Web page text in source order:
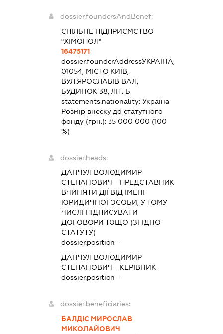
dossier.foundersAndBenef:
СПІЛЬНЕ ПІДПРИЄМСТВО
"ХІМОПОЛ"
16475171
dossier.founderAddressУКРАЇНА,
01054, МІСТО КИЇВ,
ВУЛ.ЯРОСЛАВІВ ВАЛ,
БУДИНОК 38, ЛІТ. Б
statements.nationality:Україна
Розмір внеску до статутного
фонду (грн.):35 000 000 (100
%)
dossier.heads:
ДАНЧУЛ ВОЛОДИМИР
СТЕПАНОВИЧ - ПРЕДСТАВНИК
ВЧИНЯТИ ДІЇ ВІД ІМЕНІ
ЮРИДИЧНОЇ ОСОБИ, У ТОМУ
ЧИСЛІ ПІДПИСУВАТИ
ДОГОВОРИ ТОЩО (ЗГІДНО
СТАТУТУ)
dossier.position -
ДАНЧУЛ ВОЛОДИМИР
СТЕПАНОВИЧ - КЕРІВНИК
dossier.position -
dossier.beneficiaries:
БАЛДІС МИРОСЛАВ
МИКОЛАЙОВИЧ